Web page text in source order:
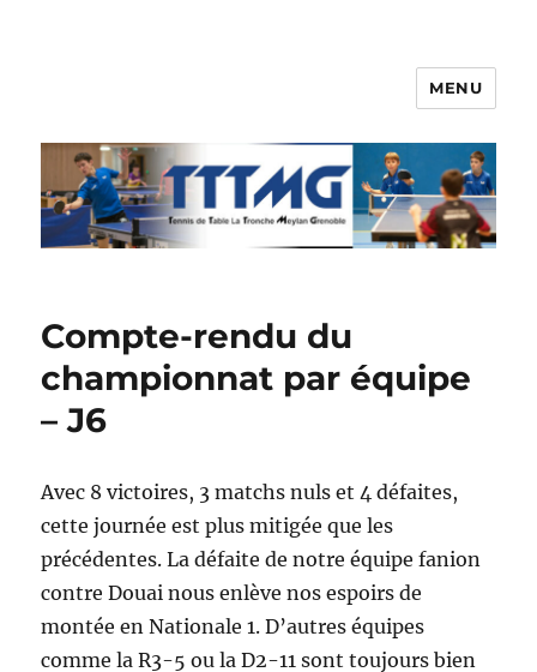
MENU
Compte-rendu du
championnat par équipe
– J6
Avec 8 victoires, 3 matchs nuls et 4 défaites,
cette journée est plus mitigée que les
précédentes. La défaite de notre équipe fanion
contre Douai nous enlève nos espoirs de
montée en Nationale 1. D’autres équipes
comme la R3-5 ou la D2-11 sont toujours bien